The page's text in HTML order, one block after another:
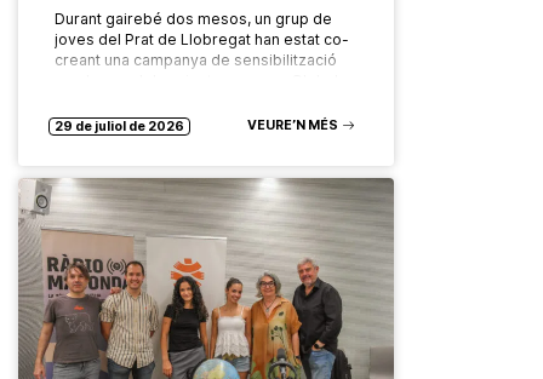
Durant gairebé dos mesos, un grup de
joves del Prat de Llobregat han estat co-
creant una campanya de sensibilització
29 de juliol de 2026 VEURE’N MÉS